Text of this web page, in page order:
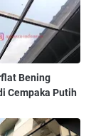
Bening
Cempaka Putih